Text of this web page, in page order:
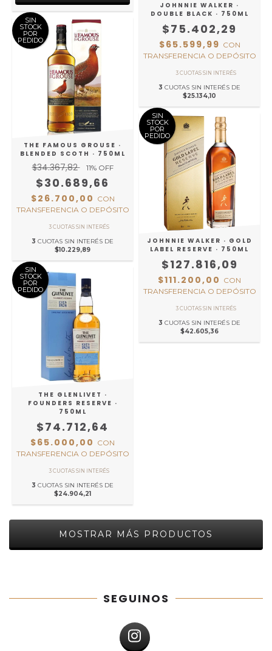
SIN
STOCK
POR
PEDIDO
THE FAMOUS GROUSE ·
BLENDED SCOTH · 750ML
$34.367,82 11% OFF
$30.689,66
$26.700,00 CON
TRANSFERENCIA O DEPÓSITO
3 CUOTAS SIN INTERÉS DE
$10.229,89
JOHNNIE WALKER ·
DOUBLE BLACK · 750ML
$75.402,29
$65.599,99 CON
TRANSFERENCIA O DEPÓSITO
3 CUOTAS SIN INTERÉS DE
$25.134,10
SIN
STOCK
POR
PEDIDO
THE GLENLIVET ·
FOUNDERS RESERVE ·
750ML
$74.712,64
$65.000,00 CON
TRANSFERENCIA O DEPÓSITO
3 CUOTAS SIN INTERÉS DE
$24.904,21
SIN
STOCK
POR
PEDIDO
JOHNNIE WALKER · GOLD
LABEL RESERVE · 750ML
$127.816,09
$111.200,00 CON
TRANSFERENCIA O DEPÓSITO
3 CUOTAS SIN INTERÉS DE
$42.605,36
MOSTRAR MÁS PRODUCTOS
SEGUINOS